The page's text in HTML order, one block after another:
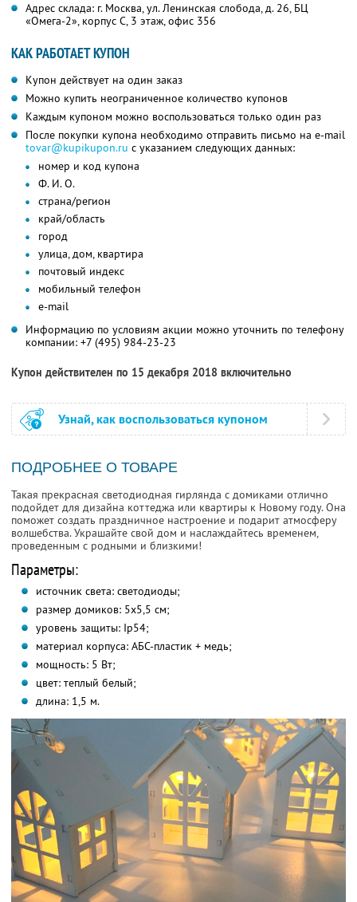
Адрес склада: г. Москва, ул. Ленинская слобода, д. 26, БЦ
«Омега-2», корпус С, 3 этаж, офис 356
КАК РАБОТАЕТ КУПОН
Купон действует на один заказ
Можно купить неограниченное количество купонов
Каждым купоном можно воспользоваться только один раз
После покупки купона необходимо отправить письмо на e-mail
tovar@kupikupon.ru с указанием следующих данных:
номер и код купона
Ф. И. О.
страна/регион
край/область
город
улица, дом, квартира
почтовый индекс
мобильный телефон
e-mail
Информацию по условиям акции можно уточнить по телефону
компании: +7 (495) 984-23-23
Купон действителен по 15 декабря 2018 включительно
Узнай, как воспользоваться купоном
ПОДРОБНЕЕ О ТОВАРЕ
Такая прекрасная светодиодная гирлянда с домиками отлично
подойдет для дизайна коттеджа или квартиры к Новому году. Она
поможет создать праздничное настроение и подарит атмосферу
волшебства. Украшайте свой дом и наслаждайтесь временем,
проведенным с родными и близкими!
Параметры:
источник света: светодиоды;
размер домиков: 5х5,5 см;
уровень защиты: Ip54;
материал корпуса: АБС-пластик + медь;
мощность: 5 Вт;
цвет: теплый белый;
длина: 1,5 м.